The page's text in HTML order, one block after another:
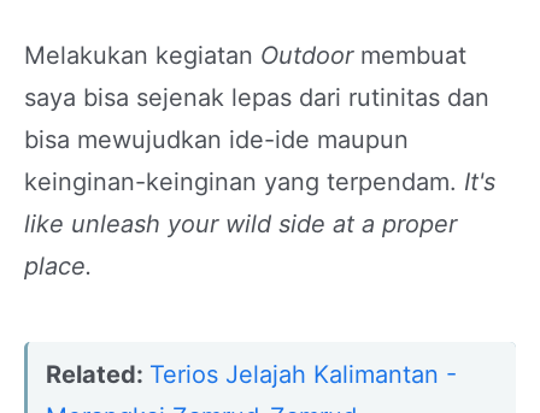
Melakukan kegiatan Outdoormembuat
saya bisa sejenak lepas dari rutinitas dan
bisa mewujudkan ide-ide maupun
keinginan-keinginan yang terpendam. It's
like unleash your wild side at a proper
place.
Related: Terios Jelajah Kalimantan -